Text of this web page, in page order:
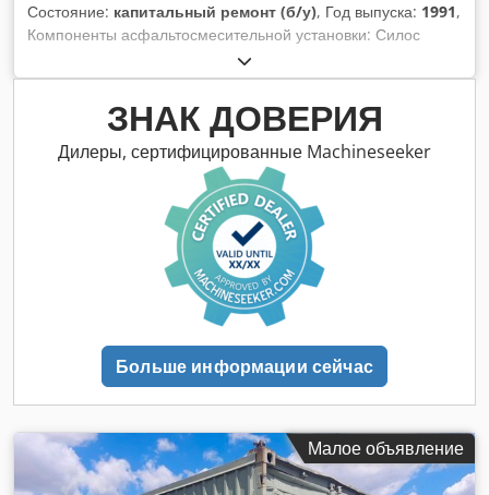
Состояние: капитальный ремонт (б/у), Год выпуска: 1991,
Компоненты асфальтосмесительной установки: Силос
готовой смеси TELTOMAT с ковшовым подъёмником
Барабан для просеивания и сушки Csdpfotph A Nsx Antoha
Двухвальный принудительный смеситель Ёмкость для
мазута 30 000 л Фильтровальная установка AMECO
Битумные резервуары Силосы со шнековым
ЗНАК ДОВЕРИЯ
Дилеры, сертифицированные Machineseeker
Больше информации сейчас
Малое объявление